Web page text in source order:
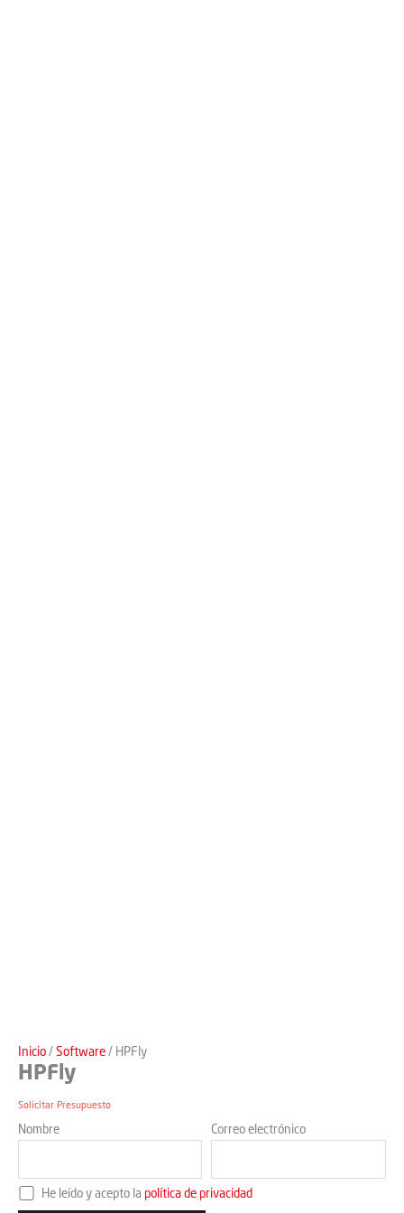
Inicio / Software / HPFly
HPFly
Solicitar Presupuesto
Nombre Correo electrónico
He leído y acepto la política de privacidad